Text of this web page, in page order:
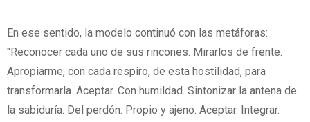
En ese sentido, la modelo continuó con las metáforas:
"Reconocer cada uno de sus rincones. Mirarlos de frente.
Apropiarme, con cada respiro, de esta hostilidad, para
transformarla. Aceptar. Con humildad. Sintonizar la antena de
la sabiduría. Del perdón. Propio y ajeno. Aceptar. Integrar.